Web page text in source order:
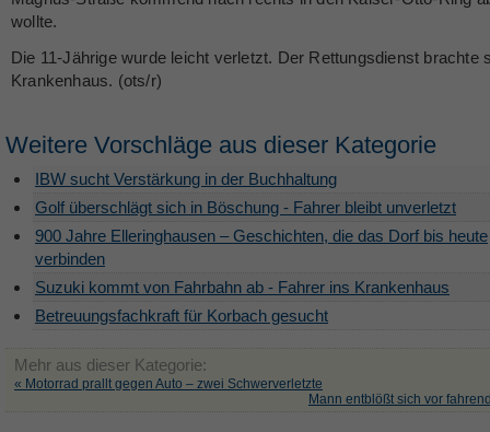
wollte.
Die 11-Jährige wurde leicht verletzt. Der Rettungsdienst brachte
Krankenhaus. (ots/r)
Weitere Vorschläge aus dieser Kategorie
IBW sucht Verstärkung in der Buchhaltung
Golf überschlägt sich in Böschung - Fahrer bleibt unverletzt
900 Jahre Elleringhausen – Geschichten, die das Dorf bis heute
verbinden
Suzuki kommt von Fahrbahn ab - Fahrer ins Krankenhaus
Betreuungsfachkraft für Korbach gesucht
Mehr aus dieser Kategorie:
« Motorrad prallt gegen Auto – zwei Schwerverletzte
Mann entblößt sich vor